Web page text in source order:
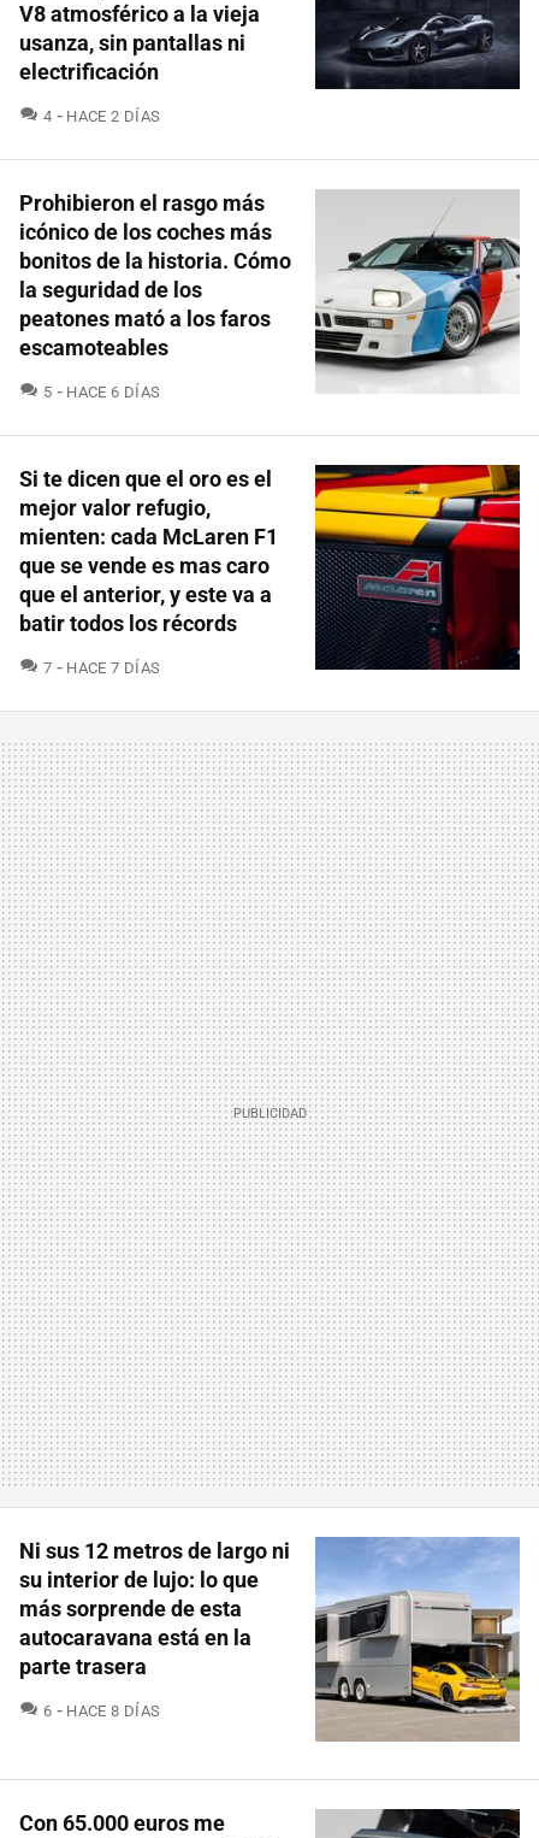
V8 atmosférico a la vieja
usanza, sin pantallas ni
electrificación
4 COMENTARIOS
HACE 2 DÍAS
Prohibieron el rasgo más
icónico de los coches más
bonitos de la historia. Cómo
la seguridad de los
peatones mató a los faros
escamoteables
5 COMENTARIOS
HACE 6 DÍAS
Si te dicen que el oro es el
mejor valor refugio,
mienten: cada McLaren F1
que se vende es mas caro
que el anterior, y este va a
batir todos los récords
7 COMENTARIOS
HACE 7 DÍAS
Ni sus 12 metros de largo ni
su interior de lujo: lo que
más sorprende de esta
autocaravana está en la
parte trasera
6 COMENTARIOS
HACE 8 DÍAS
Con 65.000 euros me